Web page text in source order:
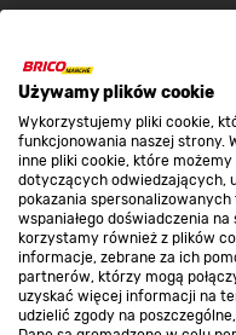
Używamy plików cookie
Wykorzystujemy pliki cookie,
funkcjonowania naszej strony.
inne pliki cookie, które
dotyczących odwiedzających,
pokazania
wspaniałego doświadczenia
korzystamy również z plików
informacje, zebrane za ich
partnerów, którzy mogą
uzyskać więcej informacji na
udzielić zgody na
Promocje
Nasze sklepy
O nas